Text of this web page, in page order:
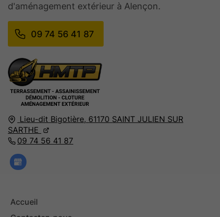
Lieu-dit Bigotière, 61170 SAINT JULIEN SUR
SARTHE
09 74 56 41 87
Accueil
d'aménagement extérieur à Alençon.
09 74 56 41 87